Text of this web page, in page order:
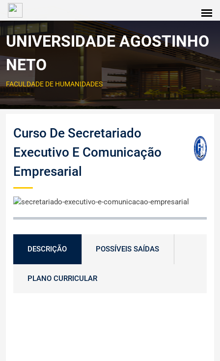
UNIVERSIDADE AGOSTINHO
NETO
FACULDADE DE HUMANIDADES
Curso De Secretariado
Executivo E Comunicação
Empresarial
DESCRIÇÃO POSSÍVEIS SAÍDAS
PLANO CURRICULAR